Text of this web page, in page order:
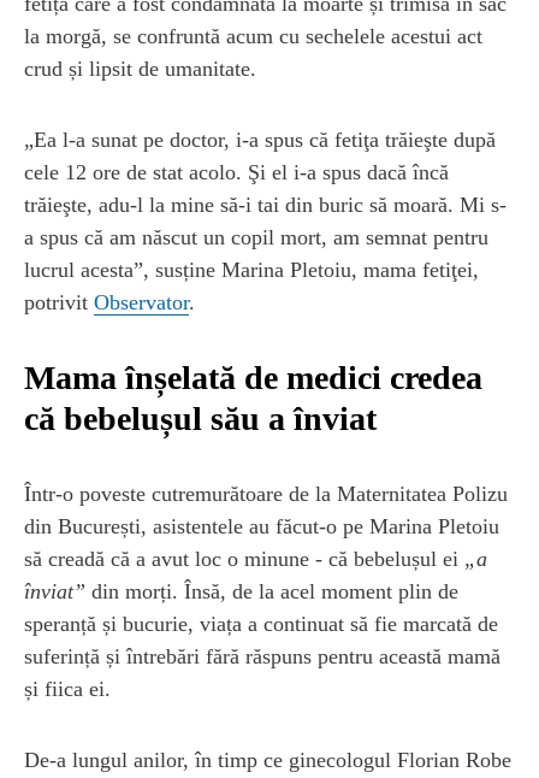
la morgă, se confruntă acum cu sechelele acestui act
crud și lipsit de umanitate.
„Ea l-a sunat pe doctor, i-a spus că fetiţa trăieşte după
cele 12 ore de stat acolo. Şi el i-a spus dacă încă
trăieşte, adu-l la mine să-i tai din buric să moară. Mi s-
a spus că am născut un copil mort, am semnat pentru
lucrul acesta”, susține Marina Pletoiu, mama fetiţei,
potrivit Observator.
Mama înșelată de medici credea
că bebelușul său a înviat
Într-o poveste cutremurătoare de la Maternitatea Polizu
din București, asistentele au făcut-o pe Marina Pletoiu
să creadă că a avut loc o minune - că bebelușul ei „a
înviat” din morți. Însă, de la acel moment plin de
speranță și bucurie, viața a continuat să fie marcată de
suferință și întrebări fără răspuns pentru această mamă
și fiica ei.
De-a lungul anilor, în timp ce ginecologul Florian Robe